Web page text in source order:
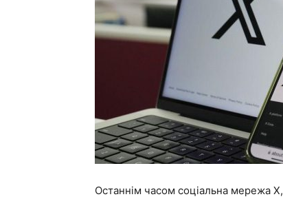
Останнім часом соціальна мережа